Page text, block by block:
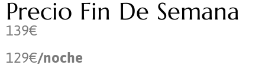
Precio Fin De Semana
139€
129€/noche